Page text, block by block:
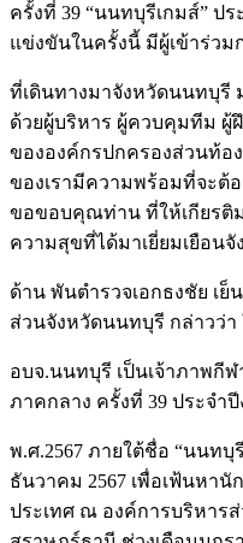
ครั้งที่ 39 “นนทบุรีเกมส์” ป
แข่งขันในครั้งนี้ มีผู้เข้าร่วม
ที่เดินทางมาจังหวัดนนทบุรี
ด้วยผู้บริหาร ผู้ควบคุมทีม ผู้
ขององค์กรปกครองส่วนท้อ
ของเรามีความพร้อมที่จะต้
ขอขอบคุณท่าน ที่ให้เกียรติ
ความสุขที่ได้มาเยี่ยมเยือน
ด้าน พันตำรวจเอกธงชัย เย็
ส่วนจังหวัดนนทบุรี กล่าวว่า
อบจ.นนทบุรี เป็นเจ้าภาพกี
ภาคกลาง ครั้งที่ 39 ประจำ
พ.ศ.2567 ภายใต้ชื่อ “นนทบุ
ธันวาคม 2567 เพื่อเฟ้นหา
ประเทศ ณ องค์การบริหาร